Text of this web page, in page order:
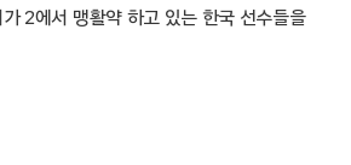
2에서 맹활약 하고 있는 한국 선수들을